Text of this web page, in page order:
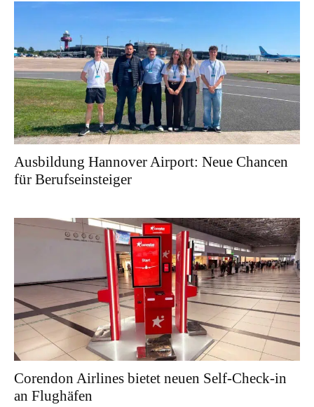
Ausbildung Hannover Airport: Neue Chancen
für Berufseinsteiger
Corendon Airlines bietet neuen Self-Check-in
an Flughäfen